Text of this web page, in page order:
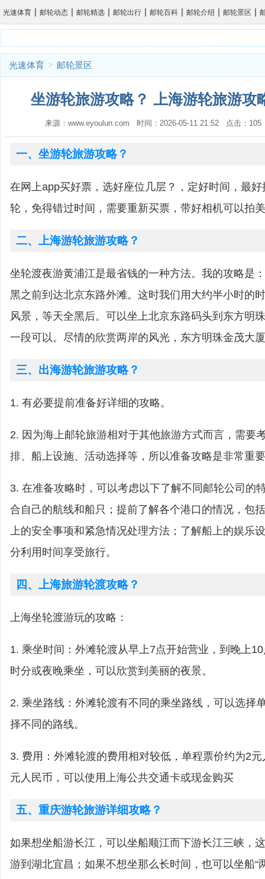
光速体育 | 邮轮动态 | 邮轮精选 | 邮轮出行 | 邮轮百科 | 邮轮介绍 | 邮轮景区 |
光速体育 > 邮轮景区
坐游轮旅游攻略？ 上海游轮旅游攻
来源：www.eyoulun.com 时间：2026-05-11 21:52 点击：
一、坐游轮旅游攻略？
在网上app买好票，选好座位几层？，定好时间，最
轮，免得错过时间，需要重新买票，带好相机可以拍
二、上海游轮旅游攻略？
坐轮渡夜游黄浦江是最省钱的一种方法。我的攻略是
黑之前到达北京东路外滩。这时我们用大约半小时的
风景，等天全黑后。可以坐上北京东路码头到东方明
一段可以。尽情的欣赏两岸的风光，东方明珠金茂大
三、出海游轮旅游攻略？
1. 有必要提前准备好详细的攻略。
2. 因为海上邮轮旅游相对于其他旅游方式而言，需要
排、船上设施、活动选择等，所以准备攻略是非常重
3. 在准备攻略时，可以考虑以下了解不同邮轮公司的
合自己的航线和船只；提前了解各个港口的情况，包
上的安全事项和紧急情况处理方法；了解船上的娱乐
分利用时间享受旅行。
四、上海旅游轮渡攻略？
上海坐轮渡游玩的攻略：
1. 乘坐时间：外滩轮渡从早上7点开始营业，到晚上
时分或夜晚乘坐，可以欣赏到美丽的夜景。
2. 乘坐路线：外滩轮渡有不同的乘坐路线，可以选择
择不同的路线。
3. 费用：外滩轮渡的费用相对较低，单程票价约为2
元人民币，可以使用上海公共交通卡或现金购买
五、重庆游轮旅游详细攻略？
如果想坐船游长江，可以坐船顺江而下游长江三峡，
游到湖北宜昌；如果不想坐那么长时间，也可以坐船“